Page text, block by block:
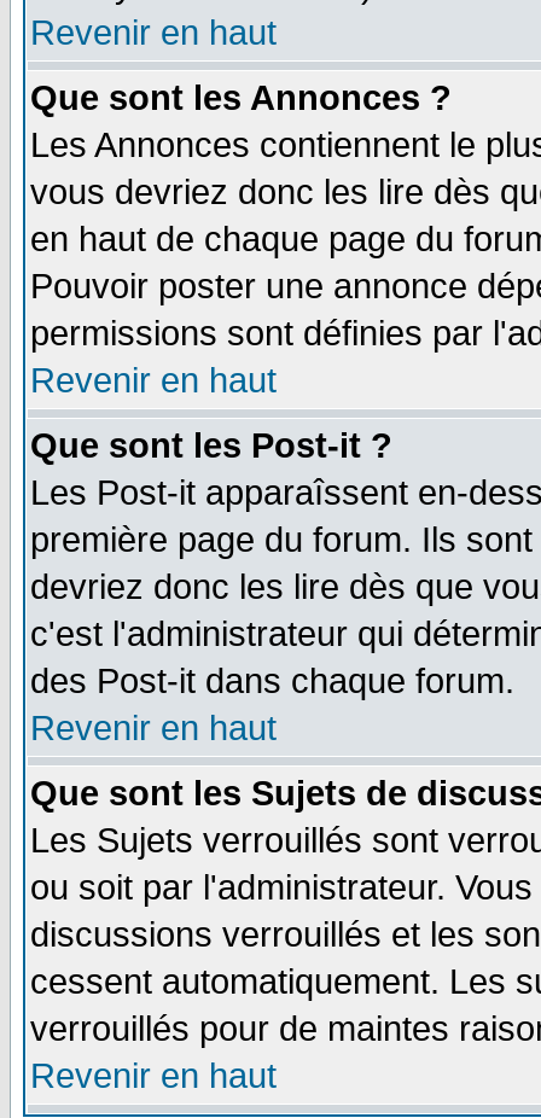
Revenir en haut
Que sont les Annonces ?
Les Annonces contiennent le
vous devriez donc les lire dès
en haut de chaque page du
Pouvoir poster une annonce
permissions sont définies par
Revenir en haut
Que sont les Post-it ?
Les Post-it apparaîssent en-
première page du forum. Ils
devriez donc les lire dès que
c'est l'administrateur qui
des Post-it dans chaque forum.
Revenir en haut
Que sont les Sujets de
Les Sujets verrouillés sont
ou soit par l'administrateur.
discussions verrouillés et les
cessent automatiquement. Les
verrouillés pour de maintes
Revenir en haut